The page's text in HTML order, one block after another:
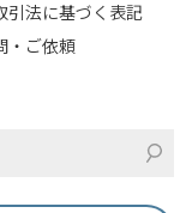
引法に基づく表記
・ご依頼